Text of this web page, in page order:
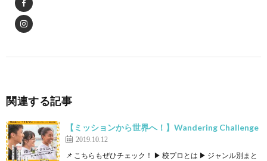
関連する記事
【ミッションから世界へ！】Wandering Challenge
2019.10.12
📌 こちらもぜひチェック！ ▶ 校プロとは ▶ ジャンル別まと